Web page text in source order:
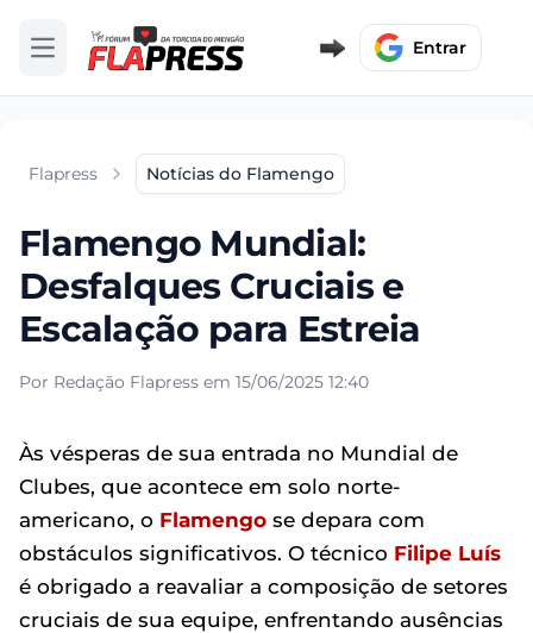
Abrir menu Entrar
Flapress Notícias do Flamengo
Flamengo Mundial:
Desfalques Cruciais e
Escalação para Estreia
Por Redação Flapress em 15/06/2025 12:40
Às vésperas de sua entrada no Mundial de
Clubes, que acontece em solo norte-
americano, o Flamengo se depara com
obstáculos significativos. O técnico Filipe Luís
é obrigado a reavaliar a composição de setores
cruciais de sua equipe, enfrentando ausências